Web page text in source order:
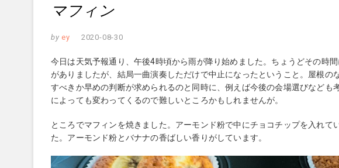
マフィン
by ey 2020-08-30
今日は天気予報通り、午後4時頃から雨が降り始めました。ちょうどその時
がありましたが、結局一曲演奏しただけで中止になったということ。屋根の
すべきか早めの判断が求められるのと同時に、例えば今後の会場選びなども
によっても変わってくるので難しいところかもしれませんが。
ところでマフィンを焼きました。アーモンド粉で中にチョコチップを入れて
た。アーモンド粉とバナナの香ばしい香りがしています。